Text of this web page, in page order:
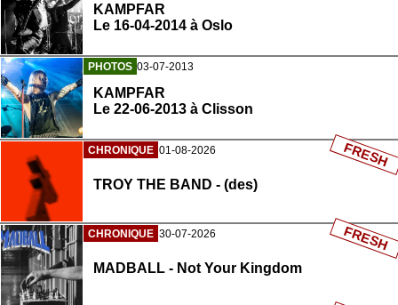
KAMPFAR
Le 16-04-2014 à Oslo
PHOTOS 03-07-2013
KAMPFAR
Le 22-06-2013 à Clisson
CHRONIQUE 01-08-2026
TROY THE BAND - (des)
FRESH
CHRONIQUE 30-07-2026
MADBALL - Not Your Kingdom
FRESH